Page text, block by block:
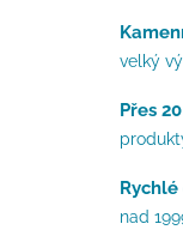
velký
Přes
nad